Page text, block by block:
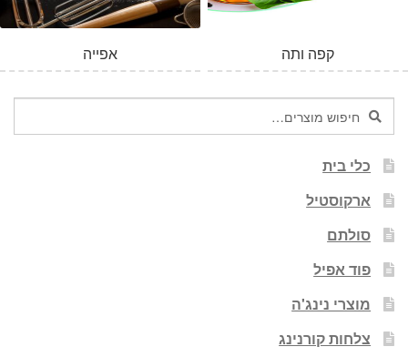
אפייה קפה ותה
חיפוש
עבור:
חיפוש
כלי בית
ארקוסטיל
סולתם
פוד אפיל
מוצרי נינג'ה
צלחות קורנינג